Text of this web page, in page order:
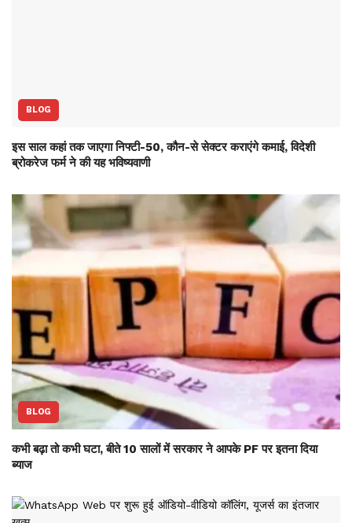
BLOG
इस साल कहां तक जाएगा निफ्टी-50, कौन-से सेक्‍टर कराएंगे कमाई, विदेशी
ब्रोकरेज फर्म ने की यह भविष्‍यवाणी
BLOG
कभी बढ़ा तो कभी घटा, बीते 10 सालों में सरकार ने आपके PF पर इतना दिया
ब्याज